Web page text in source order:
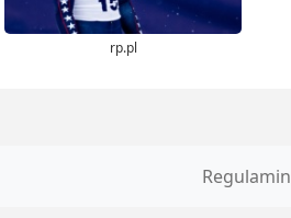
rp.pl
Regulamin